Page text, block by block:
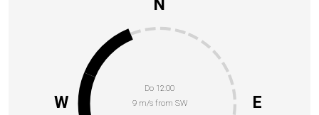
Do 12:00
9 m/s from SW
N
E
W